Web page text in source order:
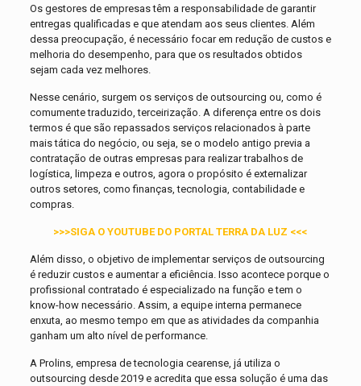
Os gestores de empresas têm a responsabilidade de garantir
entregas qualificadas e que atendam aos seus clientes. Além
dessa preocupação, é necessário focar em redução de custos e
melhoria do desempenho, para que os resultados obtidos
sejam cada vez melhores.
Nesse cenário, surgem os serviços de outsourcing ou, como é
comumente traduzido, terceirização. A diferença entre os dois
termos é que são repassados serviços relacionados à parte
mais tática do negócio, ou seja, se o modelo antigo previa a
contratação de outras empresas para realizar trabalhos de
logística, limpeza e outros, agora o propósito é externalizar
outros setores, como finanças, tecnologia, contabilidade e
compras.
>>>SIGA O YOUTUBE DO PORTAL TERRA DA LUZ <<<
Além disso, o objetivo de implementar serviços de outsourcing
é reduzir custos e aumentar a eficiência. Isso acontece porque o
profissional contratado é especializado na função e tem o
know-how necessário. Assim, a equipe interna permanece
enxuta, ao mesmo tempo em que as atividades da companhia
ganham um alto nível de performance.
A Prolins, empresa de tecnologia cearense, já utiliza o
outsourcing desde 2019 e acredita que essa solução é uma das